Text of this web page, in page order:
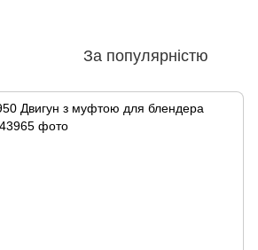
За популярністю